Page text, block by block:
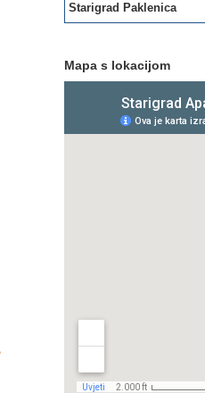
Starigrad Paklenica
Mapa s lokacijom